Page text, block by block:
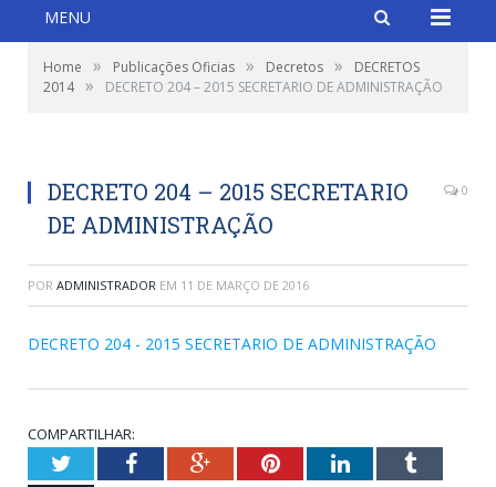
MENU
Home » Publicações Oficias » Decretos »
DECRETOS
2014 » DECRETO 204 – 2015 SECRETARIO DE ADMINISTRAÇÃO
DECRETO 204 – 2015 SECRETARIO
DE ADMINISTRAÇÃO
0
POR ADMINISTRADOR EM 11 DE MARÇO DE 2016
DECRETO 204 - 2015 SECRETARIO DE ADMINISTRAÇÃO
COMPARTILHAR:
TwitterFacebookGoogle+PinterestLinkedInTumblr